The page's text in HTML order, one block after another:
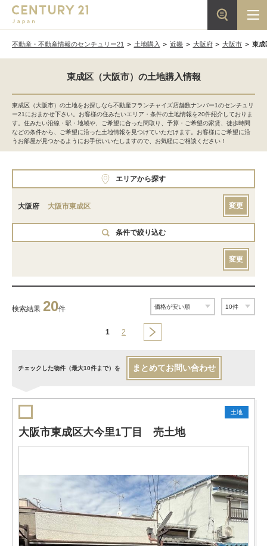
不動産・不動産情報のセンチュリー21 土地購入 近畿 大阪府 大阪市 東成
東成区（大阪市）の土地購入情報
東成区（大阪市）の土地をお探しなら不動産フランチャイズ店舗数ナンバー1のセンチュリ
ー21におまかせ下さい。お客様の住みたいエリア・条件の土地情報を20件紹介しておりま
す。住みたい沿線・駅・地域や、ご希望に合った間取り、予算・ご希望の家賃、徒歩時間
などの条件から、ご希望に沿った土地情報を見つけていただけます。お客様にご希望に沿
うお部屋が見つかるようにお手伝いいたしますので、お気軽にご相談ください！
エリアから探す
大阪府 大阪市東成区 変更
条件で絞り込む
変更
検索結果 20件
1 2
チェックした物件（最大10件まで）を まとめてお問い合わせ
土地
大阪市東成区大今里1丁目 売土地